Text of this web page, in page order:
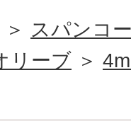
＞ スパンコ
リーブ ＞